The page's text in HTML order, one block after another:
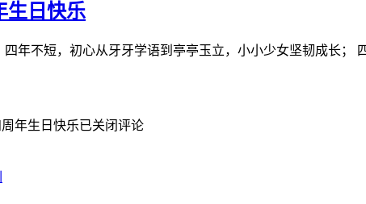
生日快乐
年不短，初心从牙牙学语到亭亭玉立，小小少女坚韧成长；
年生日快乐已关闭评论